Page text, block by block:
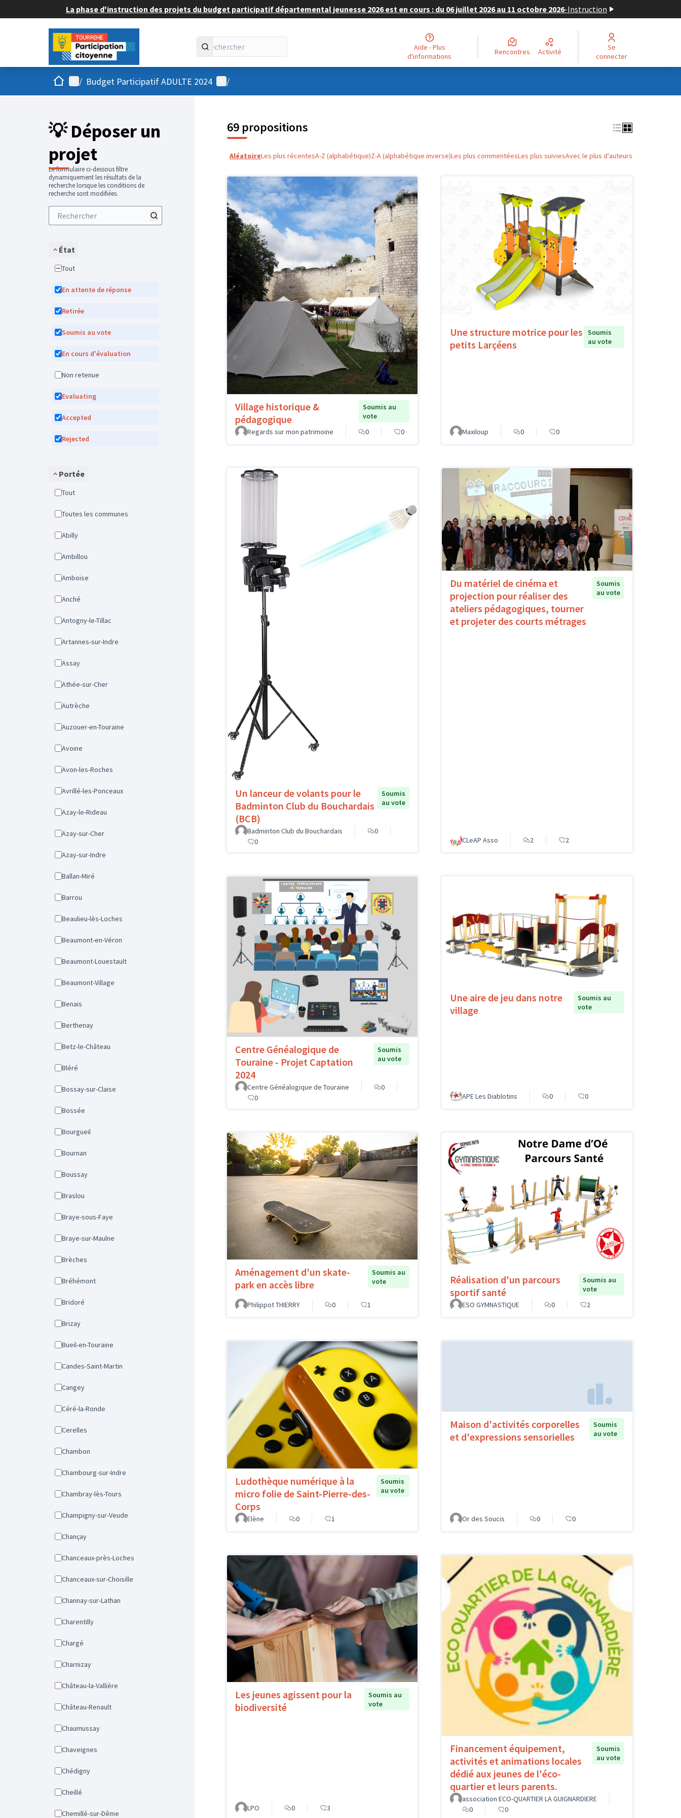
La phase d'instruction des projets du budget participatif départemental jeunesse 2026 est en cours : du 06 juillet 2026 au 11 octobre 2026-Instruction
Aide - Plus
d'informations
Rencontres Activité
Se
connecter
AccueilMenu principal
/ Budget Participatif ADULTE 2024 Menu utilisateur
/
💡 Déposer un
projet
Le formulaire ci-dessous filtre
dynamiquement les résultats de la
recherche lorsque les conditions de
recherche sont modifiées.
État
Tout
En attente de réponse
Retirée
Soumis au vote
En cours d'évaluation
Non retenue
Evaluating
Accepted
Rejected
Portée
Tout
Toutes les communes
Abilly
Ambillou
Amboise
Anché
Antogny-le-Tillac
Artannes-sur-Indre
Assay
Athée-sur-Cher
Autrèche
Auzouer-en-Touraine
Avoine
Avon-les-Roches
Avrillé-les-Ponceaux
Azay-le-Rideau
Azay-sur-Cher
Azay-sur-Indre
Ballan-Miré
Barrou
Beaulieu-lès-Loches
Beaumont-en-Véron
Beaumont-Louestault
Beaumont-Village
Benais
Berthenay
Betz-le-Château
Bléré
Bossay-sur-Claise
Bossée
Bourgueil
Bournan
Boussay
Braslou
Braye-sous-Faye
Braye-sur-Maulne
Brèches
Bréhémont
Bridoré
Brizay
Bueil-en-Touraine
Candes-Saint-Martin
Cangey
Céré-la-Ronde
Cerelles
Chambon
Chambourg-sur-Indre
Chambray-lès-Tours
Champigny-sur-Veude
Chançay
Chanceaux-près-Loches
Chanceaux-sur-Choisille
Channay-sur-Lathan
Charentilly
Chargé
Charnizay
Château-la-Vallière
Château-Renault
Chaumussay
Chaveignes
Chédigny
Cheillé
Chemillé-sur-Dême
69 propositions
AléatoireLes plus récentesA-Z (alphabétique)Z-A (alphabétique inverse)Les plus commentéesLes plus suiviesAvec le plus d'auteurs
Village historique &
pédagogique
Soumis au
vote
Regards sur mon patrimoine
0 0
Une structure motrice pour les
petits Larçéens
Soumis
au vote
Maxiloup 0 0
Un lanceur de volants pour le
Badminton Club du Bouchardais
(BCB)
Soumis
au vote
Badminton Club du Bouchardais
0
0
Du matériel de cinéma et
projection pour réaliser des
ateliers pédagogiques, tourner
et projeter des courts métrages
Soumis
au vote
CLeAP Asso 2 2
Centre Généalogique de
Touraine - Projet Captation
2024
Soumis
au vote
Centre Généalogique de Touraine
0
0
Une aire de jeu dans notre
village
Soumis au
vote
APE Les Diablotins 0 0
Aménagement d'un skate-
park en accès libre
Soumis au
vote
Philippot THIERRY 0 1
Réalisation d'un parcours
sportif santé
Soumis au
vote
ESO GYMNASTIQUE
0 2
Ludothèque numérique à la
micro folie de Saint-Pierre-des-
Corps
Soumis
au vote
Elène 0 1
Maison d'activités corporelles
et d'expressions sensorielles
Soumis
au vote
Or des Soucis 0 0
Les jeunes agissent pour la
biodiversité
Soumis au
vote
LPO 0 3
Financement équipement,
activités et animations locales
dédié aux jeunes de l'éco-
quartier et leurs parents.
Soumis
au vote
association ECO-QUARTIER LA GUIGNARDIERE
0
0